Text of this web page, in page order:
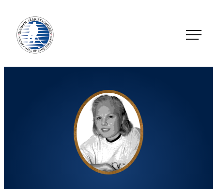
suoraan
sisältöön
Jääkiekkomuseo – Hockey Hall of Fame Finland